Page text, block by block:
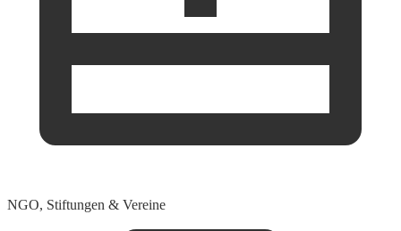
NGO, Stiftungen & Vereine